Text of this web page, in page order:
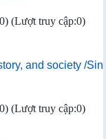
(Lượt truy cập:0)
and society /Sin
(Lượt truy cập:0)